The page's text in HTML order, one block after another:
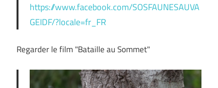
https://www.facebook.com/SOSFAUNESAUVA
GEIDF/?locale=fr_FR
Regarder le film "Bataille au Sommet"